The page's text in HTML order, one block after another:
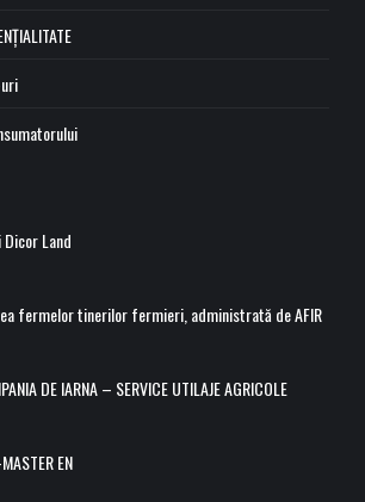
Land
fermelor tinerilor fermieri, administrată de AFIR
DE IARNA – SERVICE UTILAJE AGRICOLE
EN